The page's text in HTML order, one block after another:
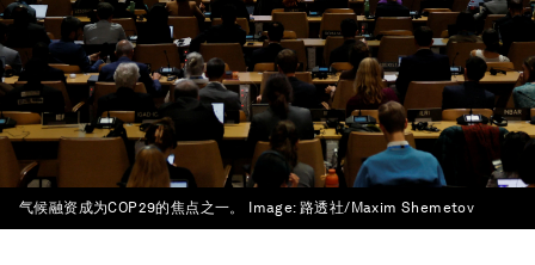
气候融资成为COP29的焦点之一。 Image:路透社/Maxim Shemetov